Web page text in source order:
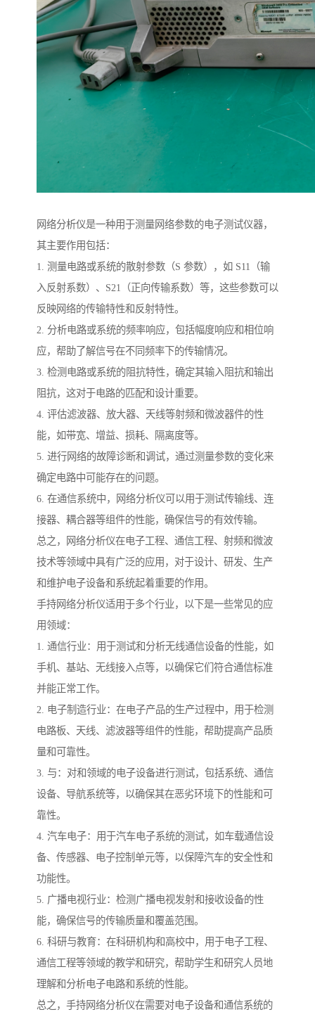
网络分析仪是一种用于测量网络参数的电子测试仪器，
其主要作用包括：
1. 测量电路或系统的散射参数（S 参数），如 S11（输
入反射系数）、S21（正向传输系数）等，这些参数可以
反映网络的传输特性和反射特性。
2. 分析电路或系统的频率响应，包括幅度响应和相位响
应，帮助了解信号在不同频率下的传输情况。
3. 检测电路或系统的阻抗特性，确定其输入阻抗和输出
阻抗，这对于电路的匹配和设计重要。
4. 评估滤波器、放大器、天线等射频和微波器件的性
能，如带宽、增益、损耗、隔离度等。
5. 进行网络的故障诊断和调试，通过测量参数的变化来
确定电路中可能存在的问题。
6. 在通信系统中，网络分析仪可以用于测试传输线、连
接器、耦合器等组件的性能，确保信号的有效传输。
总之，网络分析仪在电子工程、通信工程、射频和微波
技术等领域中具有广泛的应用，对于设计、研发、生产
和维护电子设备和系统起着重要的作用。
手持网络分析仪适用于多个行业，以下是一些常见的应
用领域：
1. 通信行业：用于测试和分析无线通信设备的性能，如
手机、基站、无线接入点等，以确保它们符合通信标准
并能正常工作。
2. 电子制造行业：在电子产品的生产过程中，用于检测
电路板、天线、滤波器等组件的性能，帮助提高产品质
量和可靠性。
3. 与：对和领域的电子设备进行测试，包括系统、通信
设备、导航系统等，以确保其在恶劣环境下的性能和可
靠性。
4. 汽车电子：用于汽车电子系统的测试，如车载通信设
备、传感器、电子控制单元等，以保障汽车的安全性和
功能性。
5. 广播电视行业：检测广播电视发射和接收设备的性
能，确保信号的传输质量和覆盖范围。
6. 科研与教育：在科研机构和高校中，用于电子工程、
通信工程等领域的教学和研究，帮助学生和研究人员地
理解和分析电子电路和系统的性能。
总之，手持网络分析仪在需要对电子设备和通信系统的